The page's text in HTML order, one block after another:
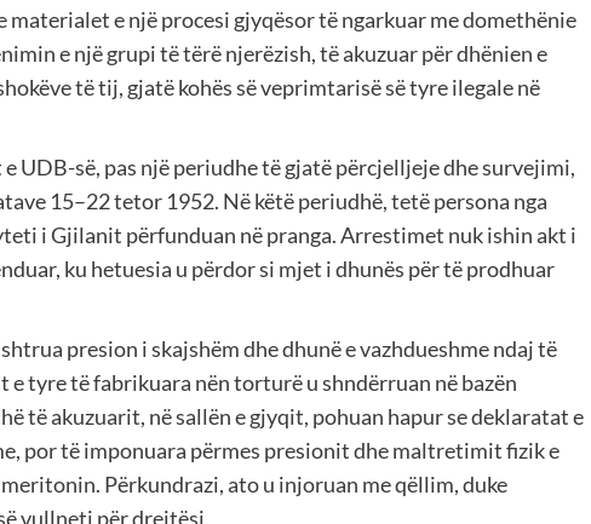
e një procesi gjyqësor të ngarkuar me domethënie
e një grupi të tërë njerëzish, të akuzuar për dhënien e
të tij, gjatë kohës së veprimtarisë së tyre ilegale në
UDB-së, pas një periudhe të gjatë përcjelljeje dhe survejimi,
15–22 tetor 1952. Në këtë periudhë, tetë persona nga
i Gjilanit përfunduan në pranga. Arrestimet nuk ishin akt i
ku hetuesia u përdor si mjet i dhunës për të prodhuar
presion i skajshëm dhe dhunë e vazhdueshme ndaj të
e tyre të fabrikuara nën torturë u shndërruan në bazën
të akuzuarit, në sallën e gjyqit, pohuan hapur se deklaratat e
por të imponuara përmes presionit dhe maltretimit fizik e
Përkundrazi, ato u injoruan me qëllim, duke
vullneti për drejtësi.